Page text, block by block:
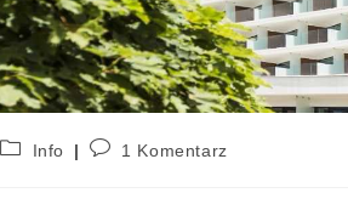
Info 1 Komentarz